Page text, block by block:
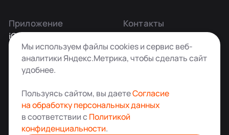
Приложение
iOS
Android
Контакты
Заказать звонок
+7 495 181-55-45
info@kladovkin.ru
Аренда склада для хранения вещей в Москве
Мы используем файлы cookies и сервис веб-
аналитики Яндекс.Метрика, чтобы сделать сайт
удобнее.
Пользуясь сайтом, вы даетеСогласие
на обработку персональных данных
в соответствии с Политикой
конфиденциальности.